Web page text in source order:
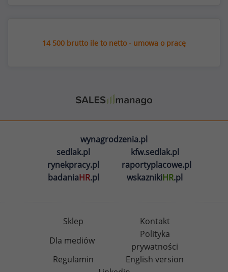
14 500 brutto ile to netto - umowa o pracę
wynagrodzenia.pl
sedlak.pl
kfw.sedlak.pl
rynekpracy.pl
raportyplacowe.pl
badaniaHR.pl wskaznikiHR.pl
Sklep
Kontakt
Dla mediów
Polityka
prywatności
Regulamin
English version